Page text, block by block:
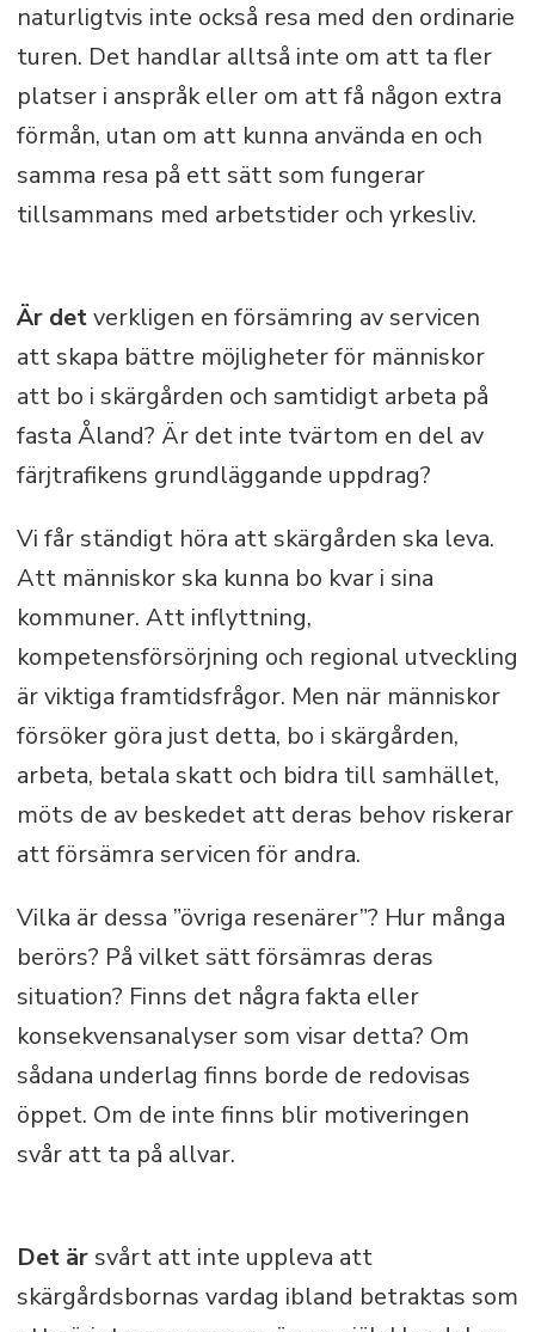
naturligtvis inte också resa med den ordinarie
turen. Det handlar alltså inte om att ta fler
platser i anspråk eller om att få någon extra
förmån, utan om att kunna använda en och
samma resa på ett sätt som fungerar
tillsammans med arbetstider och yrkesliv.
Är detverkligen en försämring av servicen
att skapa bättre möjligheter för människor
att bo i skärgården och samtidigt arbeta på
fasta Åland? Är det inte tvärtom en del av
färjtrafikens grundläggande uppdrag?
Vi får ständigt höra att skärgården ska leva.
Att människor ska kunna bo kvar i sina
kommuner. Att inflyttning,
kompetensförsörjning och regional utveckling
är viktiga framtidsfrågor. Men när människor
försöker göra just detta, bo i skärgården,
arbeta, betala skatt och bidra till samhället,
möts de av beskedet att deras behov riskerar
att försämra servicen för andra.
Vilka är dessa ”övriga resenärer”? Hur många
berörs? På vilket sätt försämras deras
situation? Finns det några fakta eller
konsekvensanalyser som visar detta? Om
sådana underlag finns borde de redovisas
öppet. Om de inte finns blir motiveringen
svår att ta på allvar.
Det ärsvårt att inte uppleva att
skärgårdsbornas vardag ibland betraktas som